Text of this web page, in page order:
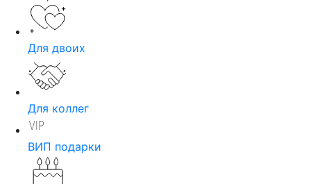
Для двоих
Для коллег
ВИП подарки